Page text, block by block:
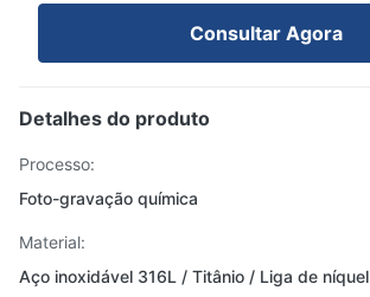
Consultar Agora
Detalhes do produto
Processo:
Foto-gravação química
Material:
Aço inoxidável 316L / Titânio / Liga de níquel